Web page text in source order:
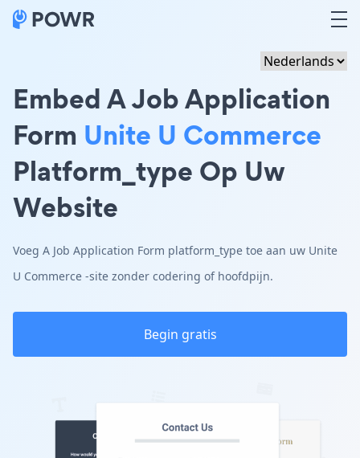
Embed A Job Application
Form Unite U Commerce
Platform_type Op Uw
Website
Voeg A Job Application Form platform_type toe aan uw Unite
U Commerce -site zonder codering of hoofdpijn.
Begin gratis